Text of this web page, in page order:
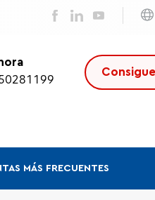
MÁS FRECUENTES